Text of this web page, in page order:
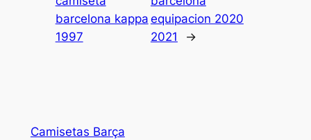
barcelona kappa
1997
equipacion 2020
2021
→
Camisetas Barça